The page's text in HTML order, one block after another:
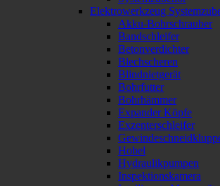
Elektrowerkzeug
Akku-Bohrschrauber
Bandschleifer
Betonverdichter
Blechscheren
Blindnietgerät
Bohrfutter
Bohrhämmer
Expander Köpfe
Exzenterschleifer
Hobel
Hydraulikpumpen
Inspektionskamera